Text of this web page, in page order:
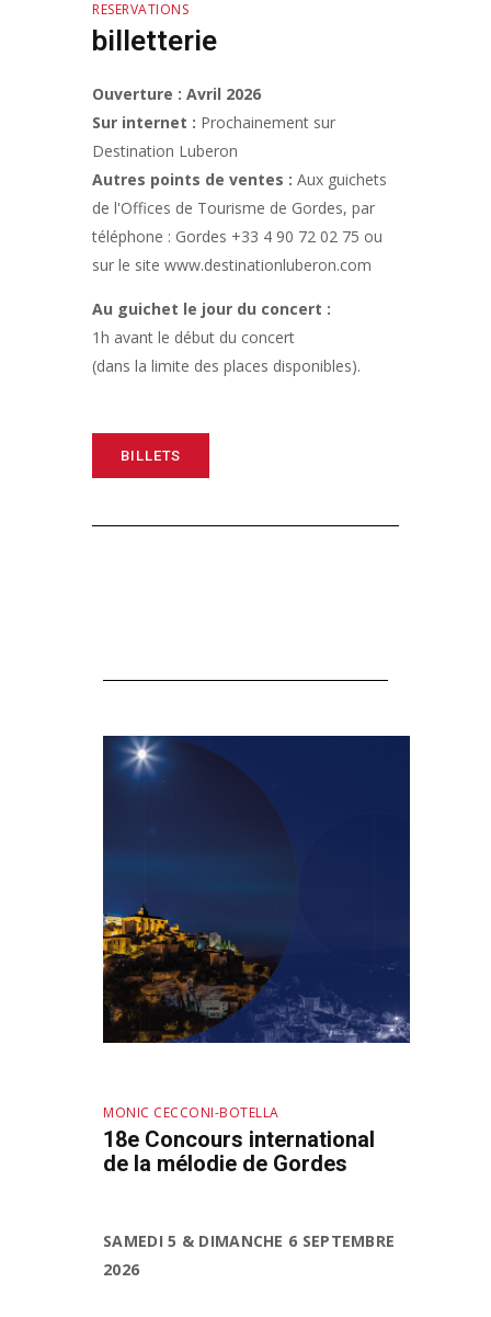
RESERVATIONS
billetterie
Ouverture : Avril 2026
Sur internet : Prochainement sur
Destination Luberon
Autres points de ventes : Aux guichets
de l'Offices de Tourisme de Gordes, par
téléphone : Gordes +33 4 90 72 02 75 ou
sur le site www.destinationluberon.com
Au guichet le jour du concert :
1h avant le début du concert
(dans la limite des places disponibles).
BILLETS
MONIC CECCONI-BOTELLA
18e Concours international
de la mélodie de Gordes
SAMEDI 5 & DIMANCHE 6 SEPTEMBRE
2026